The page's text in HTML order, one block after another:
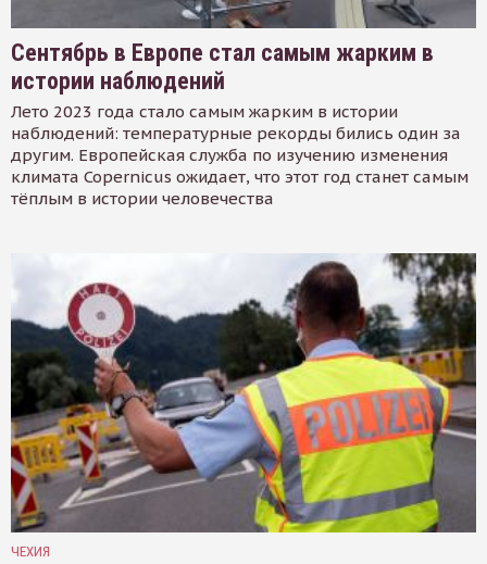
Сентябрь в Европе стал самым жарким в
истории наблюдений
Лето 2023 года стало самым жарким в истории
наблюдений: температурные рекорды бились один за
другим. Европейская служба по изучению изменения
климата Copernicus ожидает, что этот год станет самым
тёплым в истории человечества
ЧЕХИЯ